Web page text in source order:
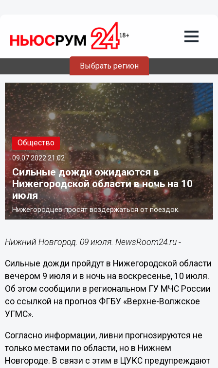
Выбрать регион
Общество
09.07.202221:02
Сильные дожди ожидаются в
Нижегородской области в ночь на 10
июля
Нижегородцев просят воздержаться от поездок.
Нижний Новгород. 09 июля. NewsRoom24.ru -
Сильные дожди пройдут в Нижегородской области
вечером 9 июля и в ночь на воскресенье, 10 июля.
Об этом сообщили в региональном ГУ МЧС России
со ссылкой на прогноз ФГБУ «Верхне-Волжское
УГМС».
Согласно информации, ливни прогнозируются не
только местами по области, но в Нижнем
Новгороде. В связи с этим в ЦУКС предупреждают